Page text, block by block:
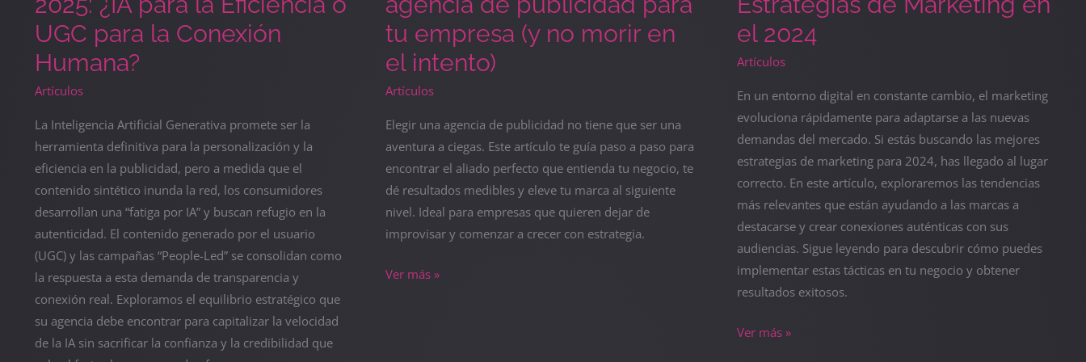
UGC para la Conexión
Humana?
Artículos
La Inteligencia Artificial Generativa promete ser la
herramienta definitiva para la personalización y la
eficiencia en la publicidad, pero a medida que el
contenido sintético inunda la red, los consumidores
desarrollan una “fatiga por IA” y buscan refugio en la
autenticidad. El contenido generado por el usuario
(UGC) y las campañas “People-Led” se consolidan como
la respuesta a esta demanda de transparencia y
conexión real. Exploramos el equilibrio estratégico que
su agencia debe encontrar para capitalizar la velocidad
de la IA sin sacrificar la confianza y la credibilidad que
tu empresa (y no morir en
el intento)
Artículos
Elegir una agencia de publicidad no tiene que ser una
aventura a ciegas. Este artículo te guía paso a paso para
encontrar el aliado perfecto que entienda tu negocio, te
dé resultados medibles y eleve tu marca al siguiente
nivel. Ideal para empresas que quieren dejar de
improvisar y comenzar a crecer con estrategia.
Ver más »
el 2024
Artículos
En un entorno digital en constante cambio, el marketing
evoluciona rápidamente para adaptarse a las nuevas
demandas del mercado. Si estás buscando las mejores
estrategias de marketing para 2024, has llegado al lugar
correcto. En este artículo, exploraremos las tendencias
más relevantes que están ayudando a las marcas a
destacarse y crear conexiones auténticas con sus
audiencias. Sigue leyendo para descubrir cómo puedes
implementar estas tácticas en tu negocio y obtener
resultados exitosos.
Ver más »